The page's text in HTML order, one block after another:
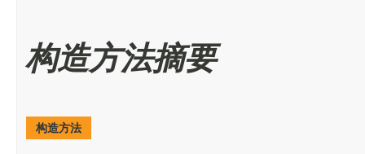
构造方法摘要
构造方法